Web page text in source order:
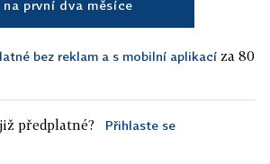
na první dva měsíce
bez reklam a s mobilní aplikací za 80
předplatné? Přihlaste se